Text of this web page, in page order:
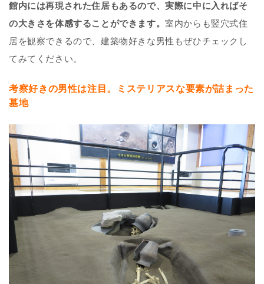
館内には再現された住居もあるので、実際に中に入ればそ
の大きさを体感することができます。室内からも竪穴式住
居を観察できるので、建築物好きな男性もぜひチェックし
てみてください。
考察好きの男性は注目。ミステリアスな要素が詰まった
墓地